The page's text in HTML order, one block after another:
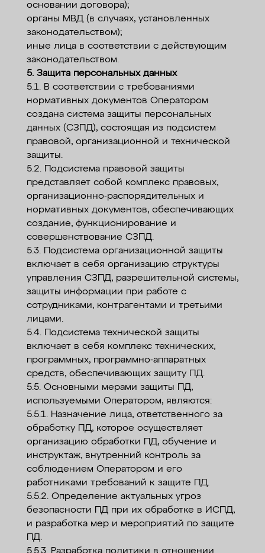
основании договора);
органы МВД (в случаях, установленных
законодательством);
иные лица в соответствии с действующим
законодательством.
5. Защита персональных данных
5.1. В соответствии с требованиями
нормативных документов Оператором
создана система защиты персональных
данных (СЗПД), состоящая из подсистем
правовой, организационной и технической
защиты.
5.2. Подсистема правовой защиты
представляет собой комплекс правовых,
организационно-распорядительных и
нормативных документов, обеспечивающих
создание, функционирование и
совершенствование СЗПД.
5.3. Подсистема организационной защиты
включает в себя организацию структуры
управления СЗПД, разрешительной системы,
защиты информации при работе с
сотрудниками, контрагентами и третьими
лицами.
5.4. Подсистема технической защиты
включает в себя комплекс технических,
программных, программно-аппаратных
средств, обеспечивающих защиту ПД.
5.5. Основными мерами защиты ПД,
используемыми Оператором, являются:
5.5.1. Назначение лица, ответственного за
обработку ПД, которое осуществляет
организацию обработки ПД, обучение и
инструктаж, внутренний контроль за
соблюдением Оператором и его
работниками требований к защите ПД.
5.5.2. Определение актуальных угроз
безопасности ПД при их обработке в ИСПД,
и разработка мер и мероприятий по защите
ПД.